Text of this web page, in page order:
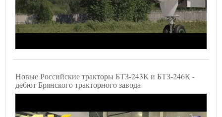
Новые Российские тракторы БТЗ-243К и БТЗ-246К -
дебют Брянского тракторного завода